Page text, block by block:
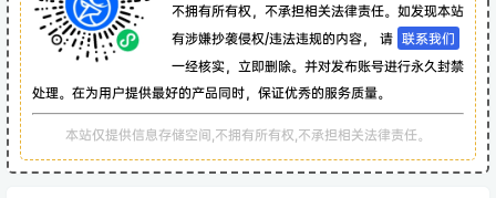
不拥有所有权，不承担相关法律责任。如发现本站
有涉嫌抄袭侵权/违法违规的内容， 请 联系我们
一经核实，立即删除。并对发布账号进行永久封禁
处理。在为用户提供最好的产品同时，保证优秀的服务质量。
本站仅提供信息存储空间,不拥有所有权,不承担相关法律责任。